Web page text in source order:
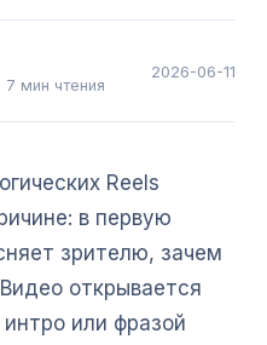
7 мин чтения
2026-06-11
Reels
в первую
зрителю, зачем
открывается
или фразой